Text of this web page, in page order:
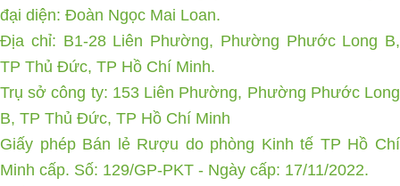
đại diện: Đoàn Ngọc Mai Loan.
Địa chỉ: B1-28 Liên Phường, Phường Phước Long B,
TP Thủ Đức, TP Hồ Chí Minh.
Trụ sở công ty: 153 Liên Phường, Phường Phước Long
B, TP Thủ Đức, TP Hồ Chí Minh
Giấy phép Bán lẻ Rượu do phòng Kinh tế TP Hồ Chí
Minh cấp. Số: 129/GP-PKT - Ngày cấp: 17/11/2022.